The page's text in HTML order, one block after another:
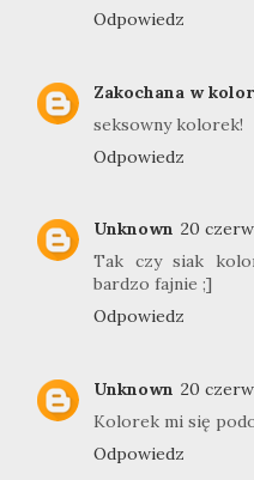
Odpowiedz
Zakochana w
seksowny kolorek!
Odpowiedz
Unknown 20
Tak czy siak
bardzo fajnie ;]
Odpowiedz
Unknown 20
Kolorek mi się
Odpowiedz